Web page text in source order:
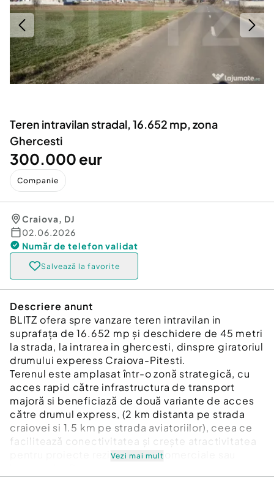
Servicii
Animale de companie
Afaceri și echipamente profesionale
Inchiriere Bunuri si Vehicule
Utilaje agricole si industriale
Piese auto si accesorii
Dacia Duster
Teren intravilan stradal, 16.652 mp, zona
Ghercesti
300.000 eur
Companie
Craiova, DJ
02.06.2026
Număr de telefon validat
Salvează la favorite
Descriere anunt
BLITZ ofera spre vanzare teren intravilan in
suprafața de 16.652 mp și deschidere de 45 metri
la strada, la intrarea in ghercesti, dinspre giratoriul
drumului experess Craiova-Pitesti.
Terenul este amplasat într-o zonă strategică, cu
acces rapid către infrastructura de transport
majoră si beneficiază de două variante de acces
către drumul express, (2 km distanta pe strada
craiovei si 1.5 km pe strada aviatoriilor), ceea ce
facilitează conectivitatea și crește atractivitatea
pentru proiecte rezidentiale, comerciale sau
Vezi mai mult